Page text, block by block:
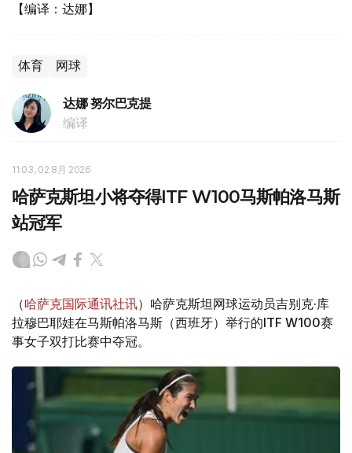
【编译：达娜】
体育 网球
达娜 努尔巴克提
编译
11:03, 02 8月 2026
哈萨克斯坦小将夺得ITF W100马斯帕洛马斯
站冠军
（哈萨克国际通讯社讯）哈萨克斯坦网球运动员吉别克·库
拉穆巴耶娃在马斯帕洛马斯（西班牙）举行的ITF W100赛
事女子双打比赛中夺冠。